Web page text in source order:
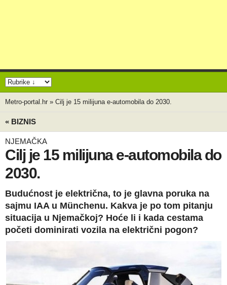
Metro-portal.hr » Cilj je 15 milijuna e-automobila do 2030.
« BIZNIS
NJEMAČKA
Cilj je 15 milijuna e-automobila do
2030.
Budućnost je električna, to je glavna poruka na
sajmu IAA u Münchenu. Kakva je po tom pitanju
situacija u Njemačkoj? Hoće li i kada cestama
početi dominirati vozila na električni pogon?